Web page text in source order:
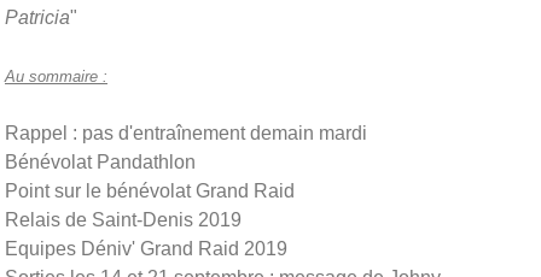
Patricia"
Au sommaire :
Rappel : pas d'entraînement demain mardi
Bénévolat Pandathlon
Point sur le bénévolat Grand Raid
Relais de Saint-Denis 2019
Equipes Déniv' Grand Raid 2019